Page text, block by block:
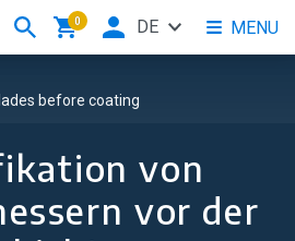
before coating
von
vor der
0 MENU
DE